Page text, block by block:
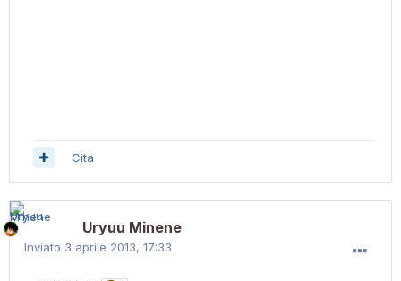
Cita
Uryuu Minene
Inviato 3 aprile 2013, 17:33